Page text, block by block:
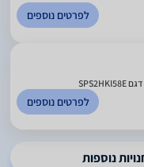
לפרטים נוספים
לפרטים נוספים